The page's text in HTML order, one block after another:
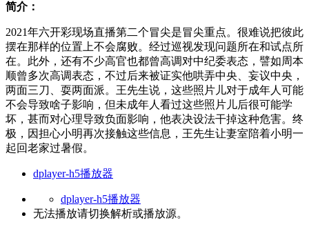
简介：
2021年六开彩现场直播第二个冒尖是冒尖重点。很难说把彼此
摆在那样的位置上不会腐败。经过巡视发现问题所在和试点所
在。此外，还有不少高官也都曾高调对中纪委表态，譬如周本
顺曾多次高调表态，不过后来被证实他哄弄中央、妄议中央，
两面三刀、耍两面派。王先生说，这些照片儿对于成年人可能
不会导致啥子影响，但未成年人看过这些照片儿后很可能学
坏，甚而对心理导致负面影响，他表决设法干掉这种危害。终
极，因担心小明再次接触这些信息，王先生让妻室陪着小明一
起回老家过暑假。
dplayer-h5播放器
dplayer-h5播放器
无法播放请切换解析或播放源。